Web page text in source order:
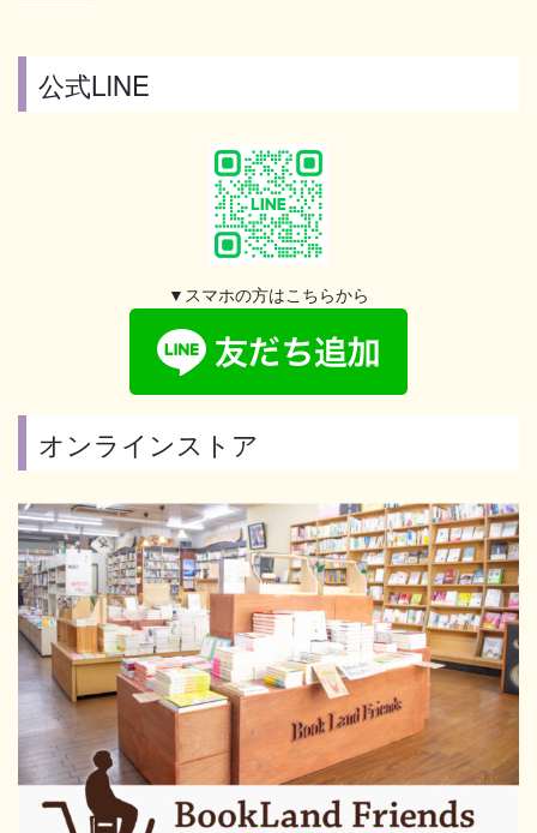
公式LINE
▼スマホの方はこちらから
オンラインストア